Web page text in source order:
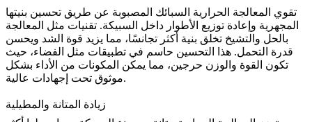
تقوي المعالجة الحرارية السبائك المصبوبة عن طريق تحسين بنيتها
المجهرية وإعادة توزيع الأطوار داخل السبيكة. تقنيات مثل المعالجة
بالحل والتشيخ تخلق بنية أكثر تجانسًا، مما يزيد قوة الشد ويحسن
قدرة التحمل. هذا التحسين حاسم في تطبيقات مثل الفضاء، حيث
تكون القوة والوزن حرجين، مما يمكن المكونات من الأداء بشكل
موثوق تحت إجهادات عالية.
زيادة المتانة والمطيلية